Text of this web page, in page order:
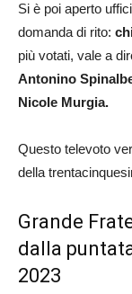
Si è poi aperto
domanda di rito:
più votati, vale a
Antonino
Nicole Murgia.
Questo televoto
della
Grande
dalla
2023